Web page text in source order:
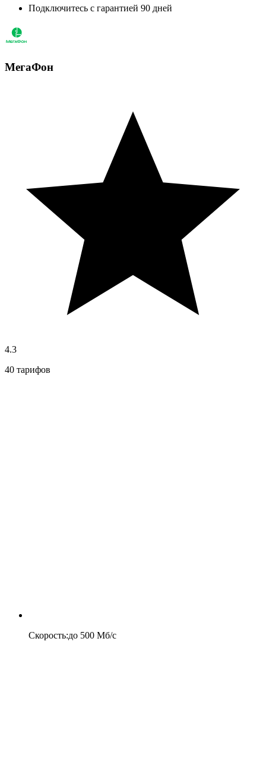
Подключитесь с гарантией 90 дней
МегаФон
4.3
40 тарифов
Скорость:до 500 Мб/c